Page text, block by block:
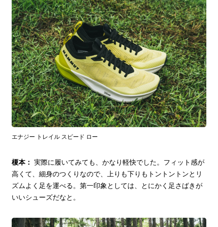
エナジー トレイル スピード ロー
榎本： 実際に履いてみても、かなり軽快でした。フィット感が
高くて、細身のつくりなので、上りも下りもトントントンとリ
ズムよく足を運べる。第一印象としては、とにかく足さばきが
いいシューズだなと。